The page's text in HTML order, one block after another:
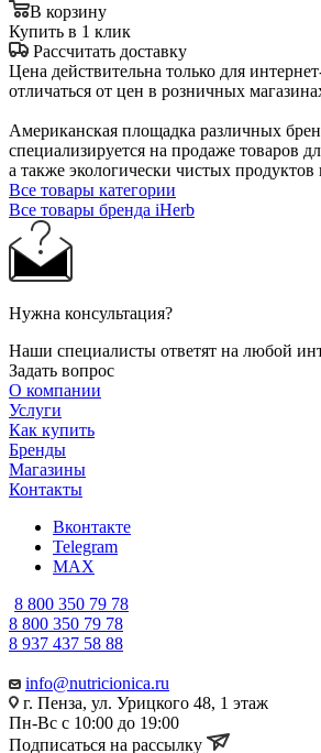
В корзину
Купить в 1 клик
Рассчитать доставку
Цена действительна только для
отличаться от цен в розничных
Американская площадка различных
специализируется на продаже товаров
а также экологически чистых
Все товары категории
Все товары бренда iHerb
Нужна консультация?
Наши специалисты ответят на любой
Задать вопрос
О компании
Услуги
Как купить
Бренды
Магазины
Контакты
Вконтакте
Telegram
MAX
8 800 350 79 78
8 800 350 79 78
8 937 437 58 88
info@nutricionica.ru
г. Пенза, ул. Урицкого 48, 1 этаж
Пн-Вс с 10:00 до 19:00
Подписаться на рассылку